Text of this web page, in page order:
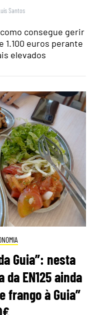
Santos
consegue gerir
1.100 euros perante
elevados
Guia”: nesta
EN125 ainda
frango à Guia”